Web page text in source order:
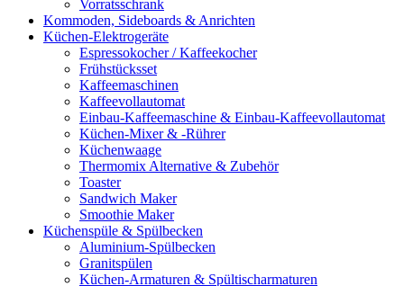
Vorratsschrank
Kommoden, Sideboards & Anrichten
Küchen-Elektrogeräte
Espressokocher / Kaffeekocher
Frühstücksset
Kaffeemaschinen
Kaffeevollautomat
Einbau-Kaffeemaschine & Einbau-Kaffeevollautomat
Küchen-Mixer & -Rührer
Küchenwaage
Thermomix Alternative & Zubehör
Toaster
Sandwich Maker
Smoothie Maker
Küchenspüle & Spülbecken
Aluminium-Spülbecken
Granitspülen
Küchen-Armaturen & Spültischarmaturen